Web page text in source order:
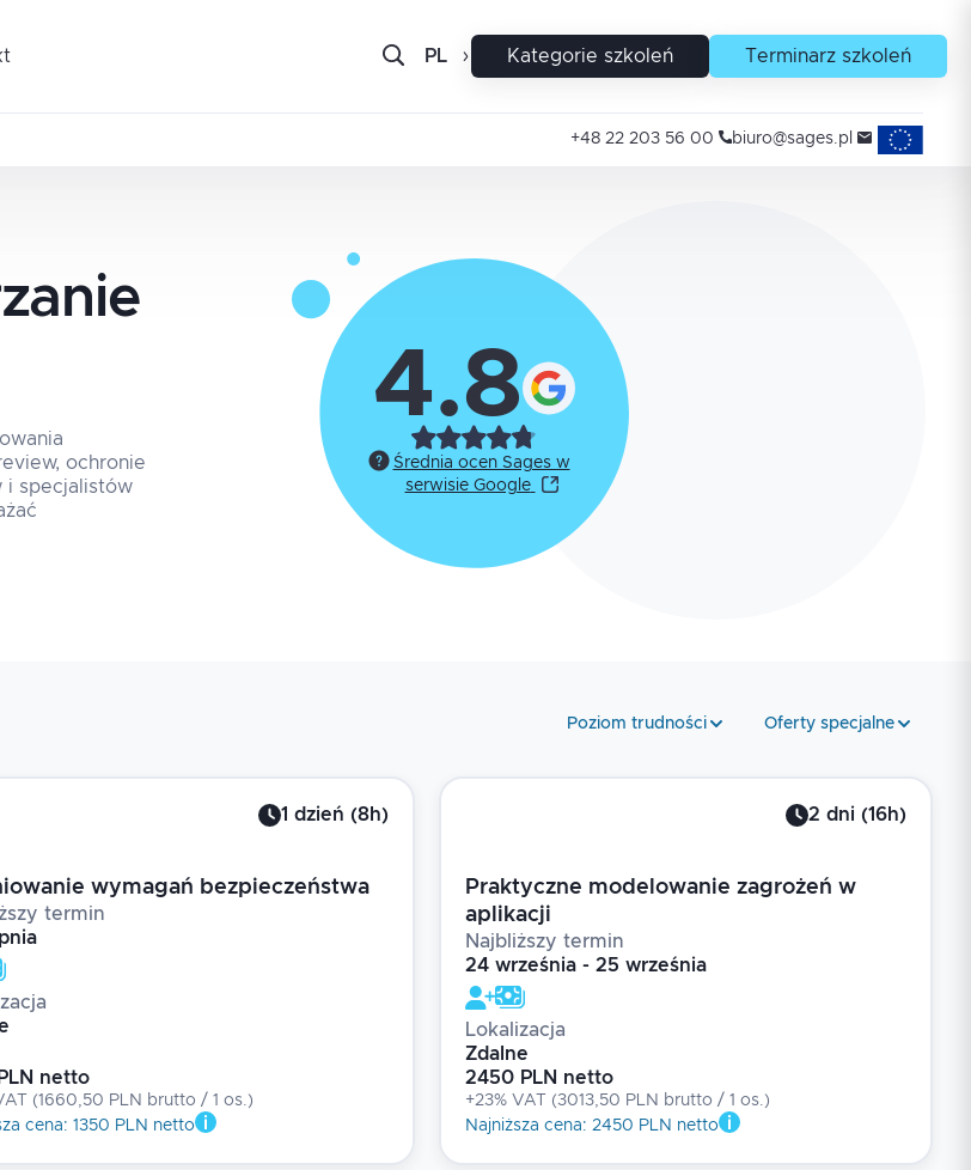
PL EN Kategorie szkoleń Terminarz szkoleń
+48 22 203 56 00 biuro@sages.pl Projekty
ochronie
i specjalistów
4.8
Średnia ocen Sages w
serwisie Google
Poziom trudności Oferty specjalne
1 dzień (8h)
wymagań bezpieczeństwa
termin
netto
(1660,50 PLN brutto / 1 os.)
cena:1350 PLN netto
2 dni (16h)
Praktyczne modelowanie zagrożeń w
aplikacji
Najbliższy termin
24 września - 25 września
Lokalizacja
Zdalne
2450 PLN netto
+23% VAT (3013,50 PLN brutto / 1 os.)
Najniższa cena: 2450 PLN netto